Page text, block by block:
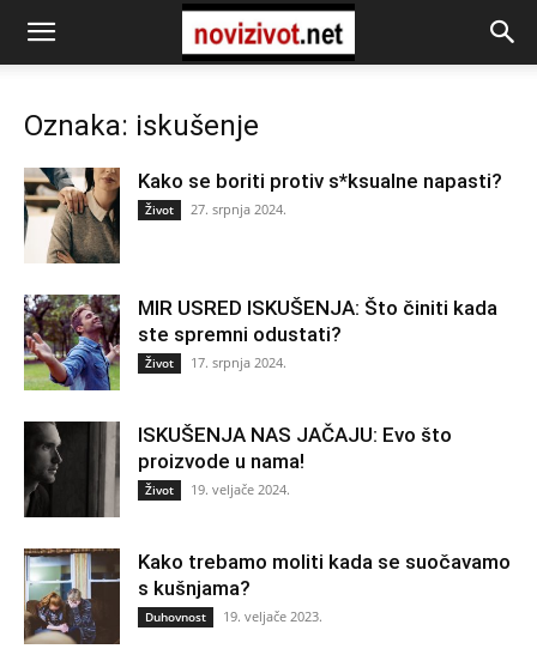
Oznaka: iskušenje
Kako se boriti protiv s*ksualne napasti?
Život 27. srpnja 2024.
MIR USRED ISKUŠENJA: Što činiti kada
ste spremni odustati?
Život 17. srpnja 2024.
ISKUŠENJA NAS JAČAJU: Evo što
proizvode u nama!
Život 19. veljače 2024.
Kako trebamo moliti kada se suočavamo
s kušnjama?
Duhovnost 19. veljače 2023.